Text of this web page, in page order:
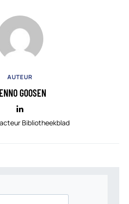
AUTEUR
GOOSEN
Bibliotheekblad